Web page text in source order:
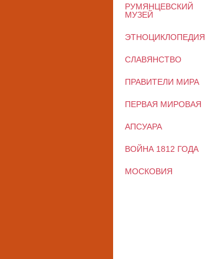
РУМЯНЦЕВСКИЙ
МУЗЕЙ
ЭТНОЦИКЛОПЕДИЯ
СЛАВЯНСТВО
ПРАВИТЕЛИ МИРА
ПЕРВАЯ МИРОВАЯ
АПСУАРА
ВОЙНА 1812 ГОДА
МОСКОВИЯ